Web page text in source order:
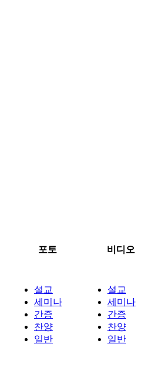
포토 비디오
설교
세미나
간증
찬양
일반
설교
세미나
간증
찬양
일반